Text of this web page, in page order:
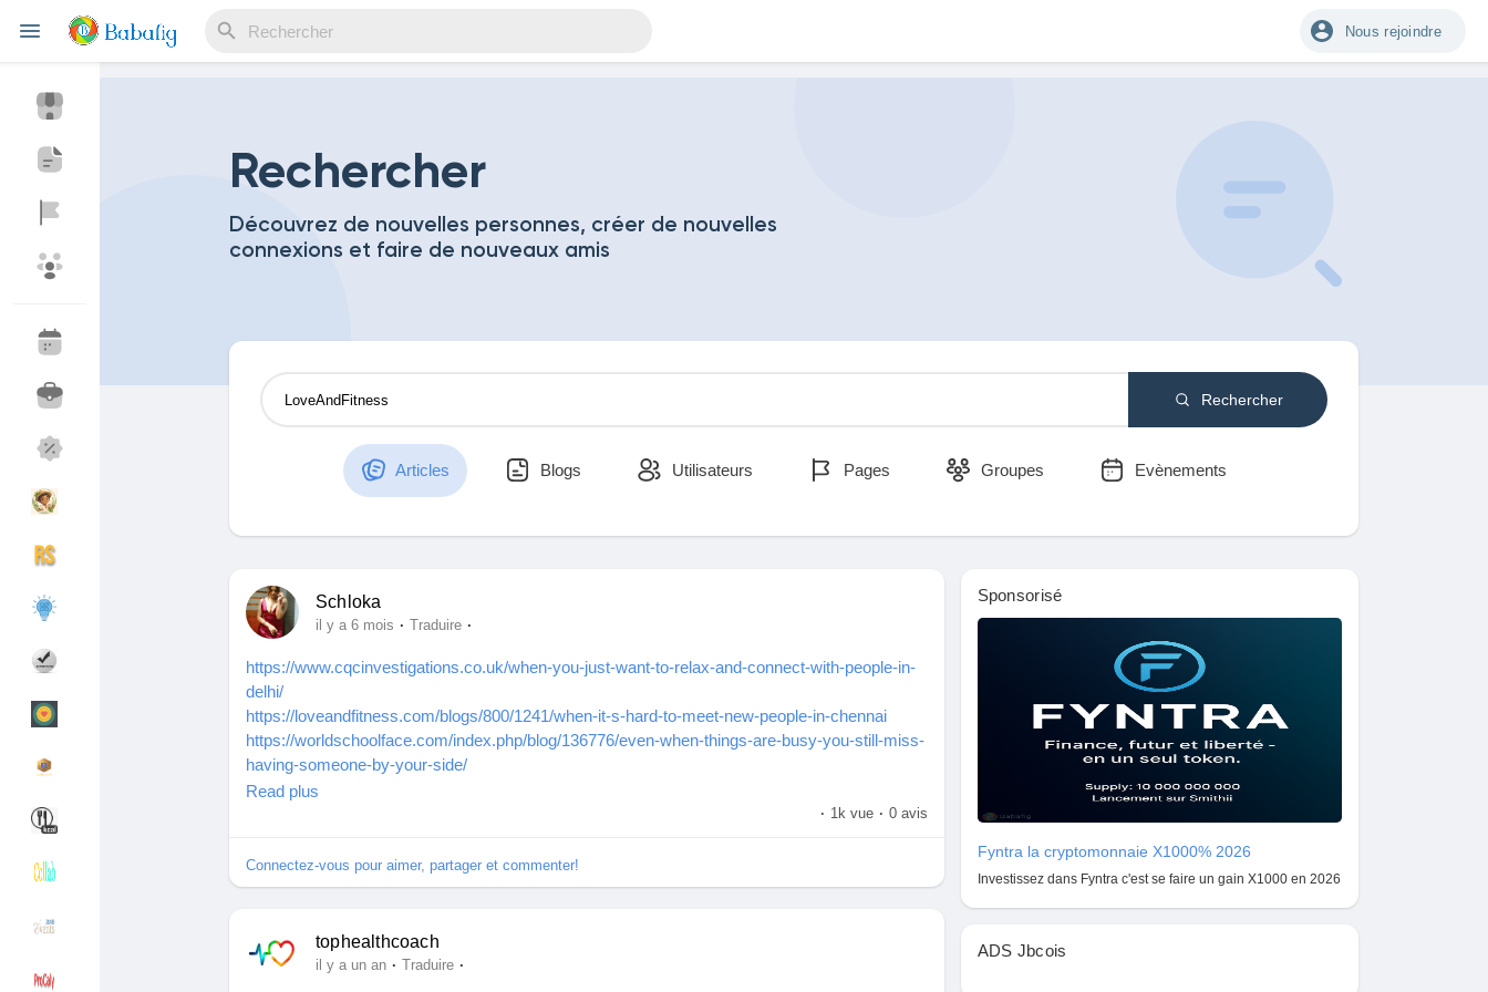
Nous rejoindre
Découvrir Evènements Mes événements
Mes produits
Pages aimées
Découvrir les articles
Rechercher
Découvrez de nouvelles personnes, créer de nouvelles
connexions et faire de nouveaux amis
Rechercher
Articles Blogs Utilisateurs Pages Groupes Evènements
Schloka
il y a 6 mois · Traduire ·
https://www.cqcinvestigations.co.uk/when-you-just-want-to-relax-and-connect-with-people-in-
delhi/
https://loveandfitness.com/blogs/800/1241/when-it-s-hard-to-meet-new-people-in-chennai
https://worldschoolface.com/index.php/blog/136776/even-when-things-are-busy-you-still-miss-
having-someone-by-your-side/
https://www.sutori.com/en/story/find-the-comfort-that-comes-with-real-company--
Read plus
· 1k vue · 0 avis
Connectez-vous pour aimer, partager et commenter!
tophealthcoach
il y a un an · Traduire ·
Sponsorisé
Fyntra la cryptomonnaie X1000% 2026
Investissez dans Fyntra c'est se faire un gain X1000 en 2026
ADS Jbcois